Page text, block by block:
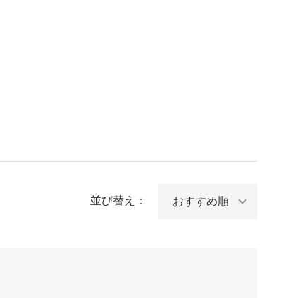
並び替え：